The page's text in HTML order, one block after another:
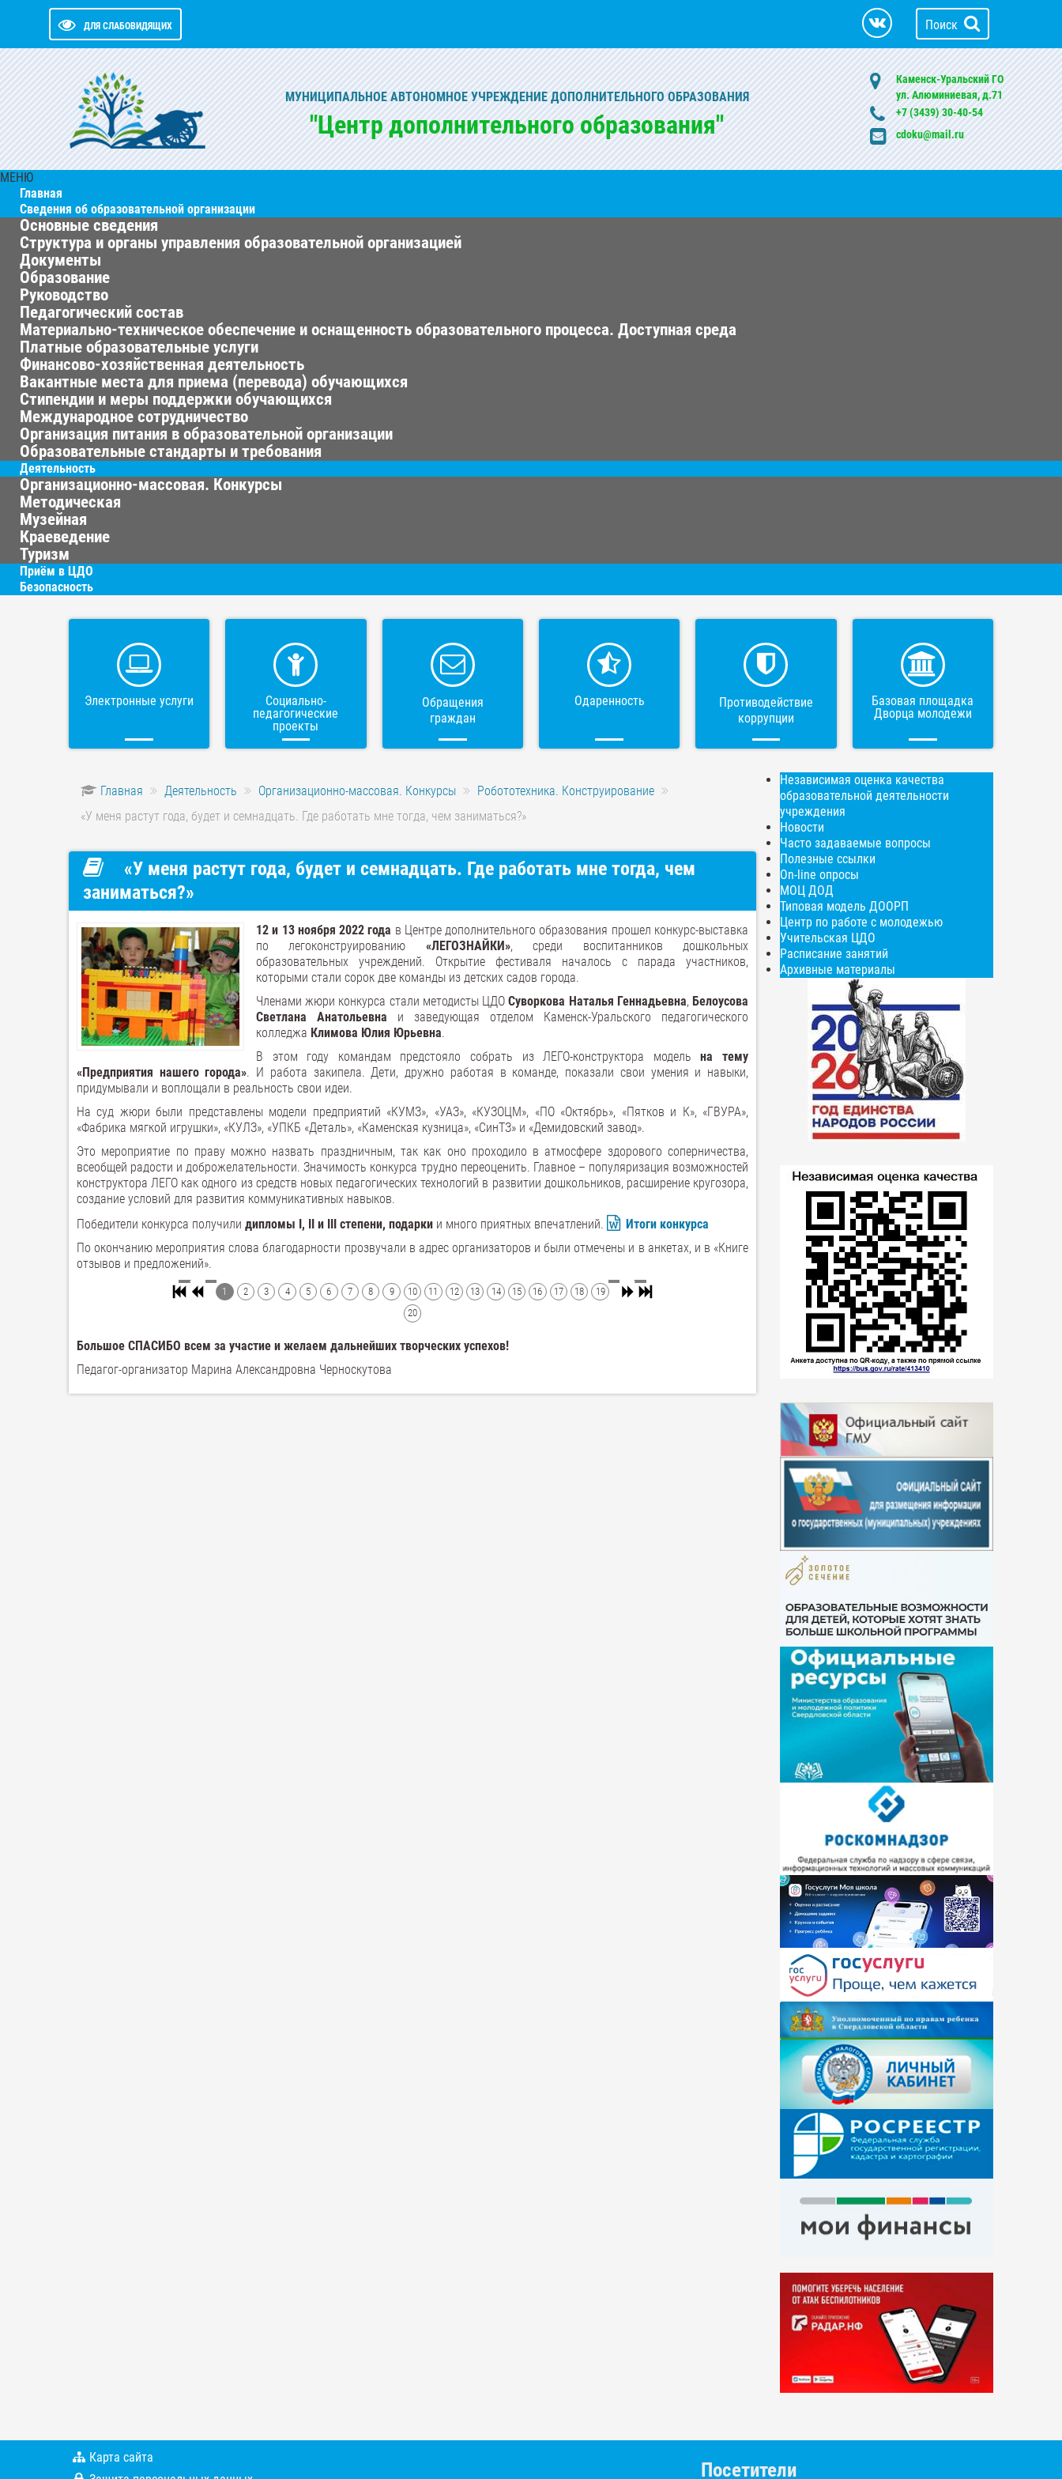
ДЛЯ СЛАБОВИДЯЩИХ Поиск
МУНИЦИПАЛЬНОЕ АВТОНОМНОЕ УЧРЕЖДЕНИЕ ДОПОЛНИТЕЛЬНОГО ОБРАЗОВАНИЯ
"Центр дополнительного образования"
Каменск-Уральский ГО
ул. Алюминиевая, д.71
+7 (3439) 30-40-54
cdoku@mail.ru
МЕНЮ
Главная
Сведения об образовательной организации
Основные сведения
Структура и органы управления образовательной организацией
Документы
Образование
Руководство
Педагогический состав
Материально-техническое обеспечение и оснащенность образовательного процесса. Доступная среда
Платные образовательные услуги
Финансово-хозяйственная деятельность
Вакантные места для приема (перевода) обучающихся
Стипендии и меры поддержки обучающихся
Международное сотрудничество
Организация питания в образовательной организации
Образовательные стандарты и требования
Деятельность
Организационно-массовая. Конкурсы
Методическая
Музейная
Краеведение
Туризм
Приём в ЦДО
Безопасность
Электронные услуги
Социально-
педагогические
проекты
Обращения
граждан
Одаренность
Противодействие
коррупции
Базовая площадка
Дворца молодежи
Главная Деятельность Организационно-массовая. Конкурсы
Робототехника. Конструирование
«У меня растут года, будет и семнадцать. Где работать мне тогда, чем заниматься?»
«У меня растут года, будет и семнадцать. Где работать мне тогда, чем
заниматься?»
12 и 13 ноября 2022 года в Центре дополнительного образования прошел конкурс-выставка
по легоконструированию «ЛЕГОЗНАЙКИ», среди воспитанников дошкольных
образовательных учреждений. Открытие фестиваля началось с парада участников,
которыми стали сорок две команды из детских садов города.
Членами жюри конкурса стали методисты ЦДОСуворкова Наталья Геннадьевна, Белоусова
Светлана Анатольевна и заведующая отделом Каменск-Уральского педагогического
колледжа Климова Юлия Юрьевна.
В этом году командам предстояло собрать из ЛЕГО-конструктора модельна тему
«Предприятия нашего города». И работа закипела. Дети, дружно работая в команде, показали свои умения и навыки,
придумывали и воплощали в реальность свои идеи.
На суд жюри были представлены модели предприятий «КУМЗ», «УАЗ», «КУЗОЦМ», «ПО «Октябрь», «Пятков и К», «ГВУРА»,
«Фабрика мягкой игрушки», «КУЛЗ», «УПКБ «Деталь», «Каменская кузница», «СинТЗ» и «Демидовский завод».
Это мероприятие по праву можно назвать праздничным, так как оно проходило в атмосфере здорового соперничества,
всеобщей радости и доброжелательности. Значимость конкурса трудно переоценить. Главное – популяризация возможностей
конструктора ЛЕГО как одного из средств новых педагогических технологий в развитии дошкольников, расширение кругозора,
создание условий для развития коммуникативных навыков.
Победители конкурса получили дипломы I, II и III степени, подарки и много приятных впечатлений.
Итоги конкурса
По окончанию мероприятия слова благодарности прозвучали в адрес организаторов и были отмечены и в анкетах, и в «Книге
отзывов и предложений».
1 2 3 4 5 6 7 8 9 10 11 12 13 14 15 16 17 18
19
20
Большое СПАСИБО всем за участие и желаем дальнейших творческих успехов!
Педагог-организатор Марина Александровна Черноскутова
Независимая оценка качества
образовательной деятельности
учреждения
Новости
Часто задаваемые вопросы
Полезные ссылки
On-line опросы
МОЦ ДОД
Типовая модель ДООРП
Центр по работе с молодежью
Учительская ЦДО
Расписание занятий
Архивные материалы
Карта сайта
Посетители